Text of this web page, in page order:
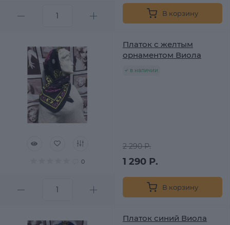
В корзину
0
Платок с желтым
орнаментом Виола
в наличии
2 290 Р.
1 290 Р.
В корзину
Платок синий Виола